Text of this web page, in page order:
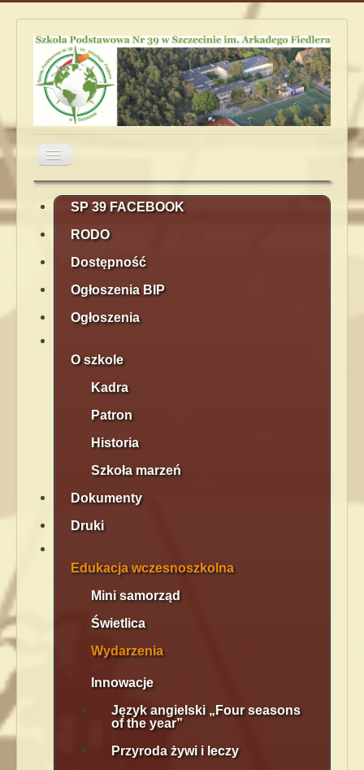
Przełącz
nawigację
Aktualności Obiady Plan lekcji
Terminarz
SP 39 FACEBOOK
RODO
Dostępność
Ogłoszenia BIP
Ogłoszenia
O szkole
Kadra
Patron
Historia
Szkoła marzeń
Dokumenty
Druki
Edukacja wczesnoszkolna
Mini samorząd
Świetlica
Wydarzenia
Innowacje
Język angielski „Four seasons
of the year”
Przyroda żywi i leczy